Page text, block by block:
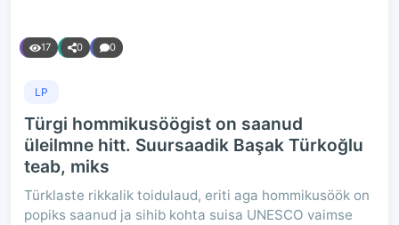
17 0 0
LP
Türgi hommikusöögist on saanud
üleilmne hitt. Suursaadik Başak Türkoğlu
teab, miks
Türklaste rikkalik toidulaud, eriti aga hommikusöök on
popiks saanud ja sihib kohta suisa UNESCO vaimse